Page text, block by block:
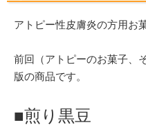
アトピー性皮膚炎の方用お
前回（アトピーのお菓子、
版の商品です。
■煎り黒豆